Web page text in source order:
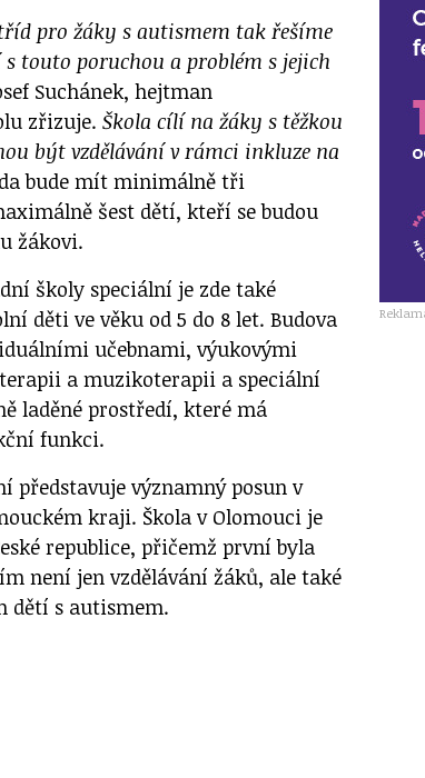
pro žáky s autismem tak řešíme
touto poruchou a problém s jejich
Suchánek, hejtman
zřizuje.Škola cílí na žáky s těžkou
být vzdělávání v rámci inkluze na
bude mít minimálně tři
šest dětí, kteří se budou
žákovi.
školy speciální je zde také
děti ve věku od 5 do 8 let. Budova
učebnami, výukovými
a muzikoterapii a speciální
laděné prostředí, které má
funkci.
představuje významný posun v
kraji. Škola v Olomouci je
republice, přičemž první byla
není jen vzdělávání žáků, ale také
dětí s autismem.